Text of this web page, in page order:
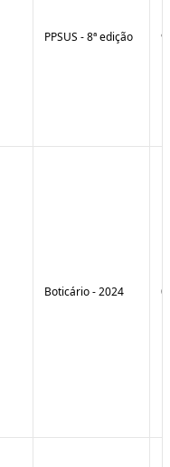
PPSUS - 8ª edição
Boticário - 2024